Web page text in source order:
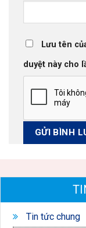
Lưu tên
duyệt này cho
Tin tức chung